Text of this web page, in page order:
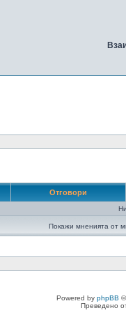
Отговори
Покажи мненията от
Powered by phpBB
Преведено